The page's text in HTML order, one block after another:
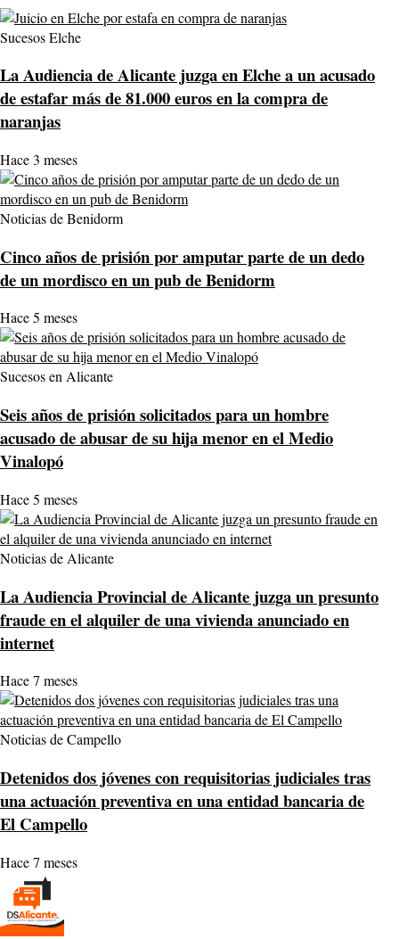
Sucesos Elche
La Audiencia de Alicante juzga en Elche a un acusado
de estafar más de 81.000 euros en la compra de
naranjas
Hace 3 meses
Noticias de Benidorm
Cinco años de prisión por amputar parte de un dedo
de un mordisco en un pub de Benidorm
Hace 5 meses
Sucesos en Alicante
Seis años de prisión solicitados para un hombre
acusado de abusar de su hija menor en el Medio
Vinalopó
Hace 5 meses
Noticias de Alicante
La Audiencia Provincial de Alicante juzga un presunto
fraude en el alquiler de una vivienda anunciado en
internet
Hace 7 meses
Noticias de Campello
Detenidos dos jóvenes con requisitorias judiciales tras
una actuación preventiva en una entidad bancaria de
El Campello
Hace 7 meses